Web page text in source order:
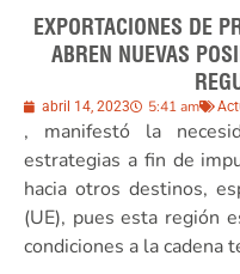
EXPORTACIONES DE
ABREN NUEVAS
abril 14, 2023 5:41 am
, manifestó la
estrategias a fin de
hacia otros destinos,
(UE), pues esta región
condiciones a la cadena